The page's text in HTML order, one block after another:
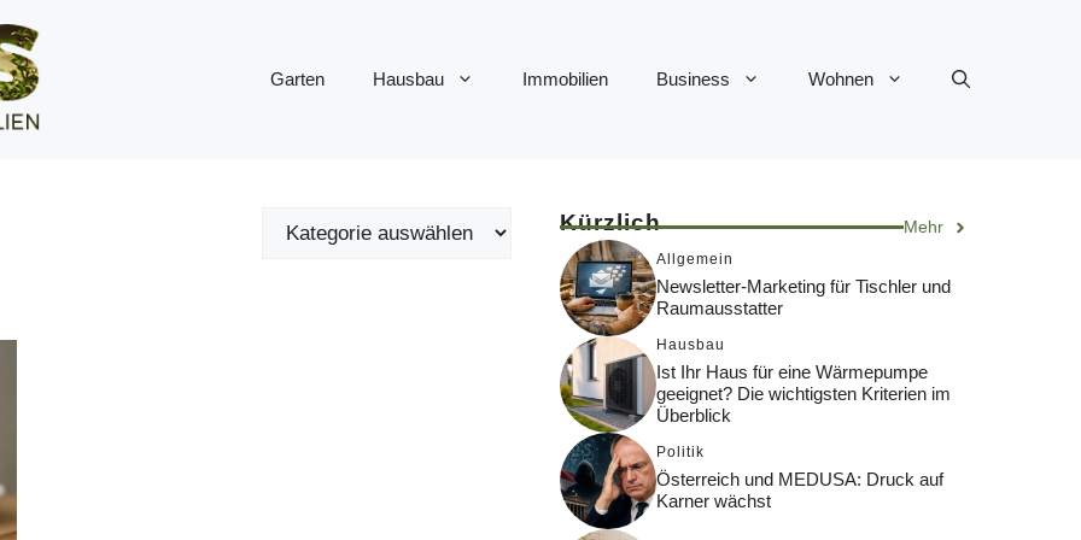
Garten Hausbau Immobilien Business Wohnen
Kürzlich Mehr
Allgemein
Newsletter-Marketing für Tischler und
Raumausstatter
Hausbau
Ist Ihr Haus für eine Wärmepumpe
geeignet? Die wichtigsten Kriterien im
Überblick
Politik
Österreich und MEDUSA: Druck auf
Karner wächst